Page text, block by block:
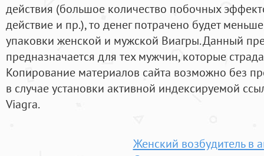
действия (большое количество побочных
действие и пр.), то денег потрачено будет
упаковки женской и мужской Виагры. Данный
предназначается для тех мужчин, которые
Копирование материалов сайта возможно без
в случае установки активной индексируемой
Viagra.
Женский возбудитель в